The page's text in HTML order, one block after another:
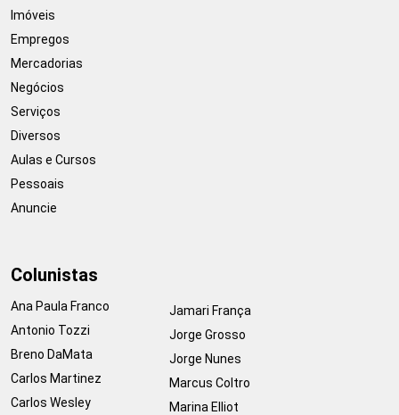
Imóveis
Empregos
Mercadorias
Negócios
Serviços
Diversos
Aulas e Cursos
Pessoais
Anuncie
Colunistas
Ana Paula Franco
Antonio Tozzi
Breno DaMata
Carlos Martinez
Carlos Wesley
Jamari França
Jorge Grosso
Jorge Nunes
Marcus Coltro
Marina Elliot